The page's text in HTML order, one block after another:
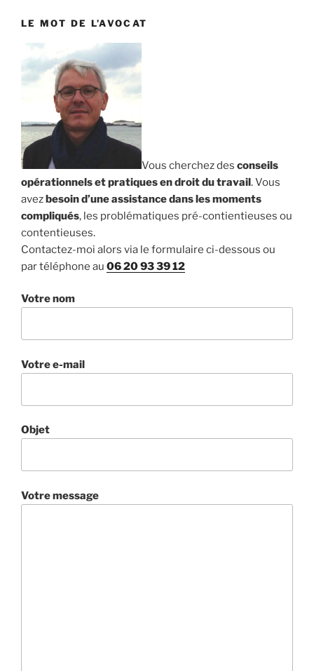
LE MOT DE L’AVOCAT
Vous cherchez des conseils
opérationnels et pratiques en droit du travail. Vous
avezbesoin d’une assistance dans les moments
compliqués, les problématiques pré-contientieuses ou
contentieuses.
Contactez-moi alors via le formulaire ci-dessous ou
par téléphone au 06 20 93 39 12
Votre nom
Votre e-mail
Objet
Votre message